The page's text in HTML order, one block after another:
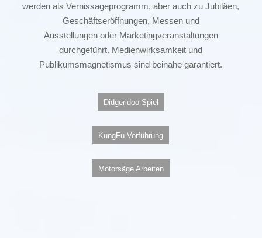
werden als Vernissageprogramm, aber auch zu Jubiläen,
Geschäftseröffnungen, Messen und
Ausstellungen oder Marketingveranstaltungen
durchgeführt. Medienwirksamkeit und
Publikumsmagnetismus sind beinahe garantiert.
Didgeridoo Spiel
KungFu Vorführung
Motorsäge Arbeiten